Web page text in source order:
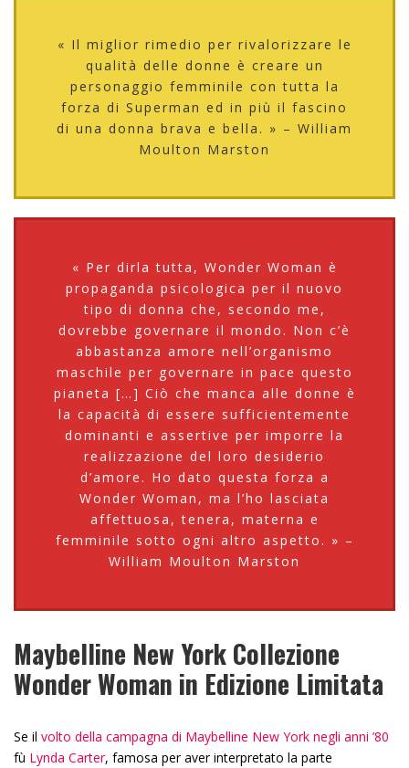
« Il miglior rimedio per rivalorizzare le
qualità delle donne è creare un
personaggio femminile con tutta la
forza di Superman ed in più il fascino
di una donna brava e bella. » – William
Moulton Marston
« Per dirla tutta, Wonder Woman è
propaganda psicologica per il nuovo
tipo di donna che, secondo me,
dovrebbe governare il mondo. Non c’è
abbastanza amore nell’organismo
maschile per governare in pace questo
pianeta […] Ciò che manca alle donne è
la capacità di essere sufficientemente
dominanti e assertive per imporre la
realizzazione del loro desiderio
d’amore. Ho dato questa forza a
Wonder Woman, ma l’ho lasciata
affettuosa, tenera, materna e
femminile sotto ogni altro aspetto. » –
William Moulton Marston
Maybelline New York Collezione
Wonder Woman in Edizione Limitata
Se il volto della campagna di Maybelline New York negli anni ’80
fù Lynda Carter, famosa per aver interpretato la parte